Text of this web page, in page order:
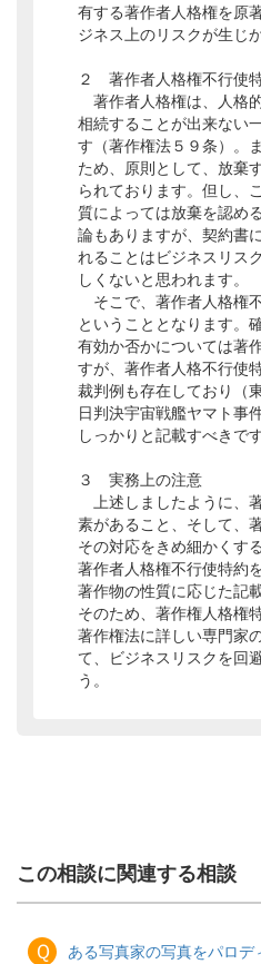
有する著作者人格権を原
ジネス上のリスクが生じ
２ 著作者人格権不行使
著作者人格権は、人格
相続することが出来ない
す（著作権法５９条）。
ため、原則として、放棄
られております。但し、
質によっては放棄を認め
論もありますが、契約書
れることはビジネスリス
しくないと思われます。
そこで、著作者人格権
ということとなります。
有効か否かについては著
すが、著作者人格不行使
裁判例も存在しており（
日判決宇宙戦艦ヤマト事
しっかりと記載すべきです
３ 実務上の注意
上述しましたように、
素があること、そして、
その対応をきめ細かくす
著作者人格権不行使特約
著作物の性質に応じた記
そのため、著作権人格権
著作権法に詳しい専門家
て、ビジネスリスクを回
う。
この相談に関連する相談
Ｑ
ある写真家の写真をパロデ